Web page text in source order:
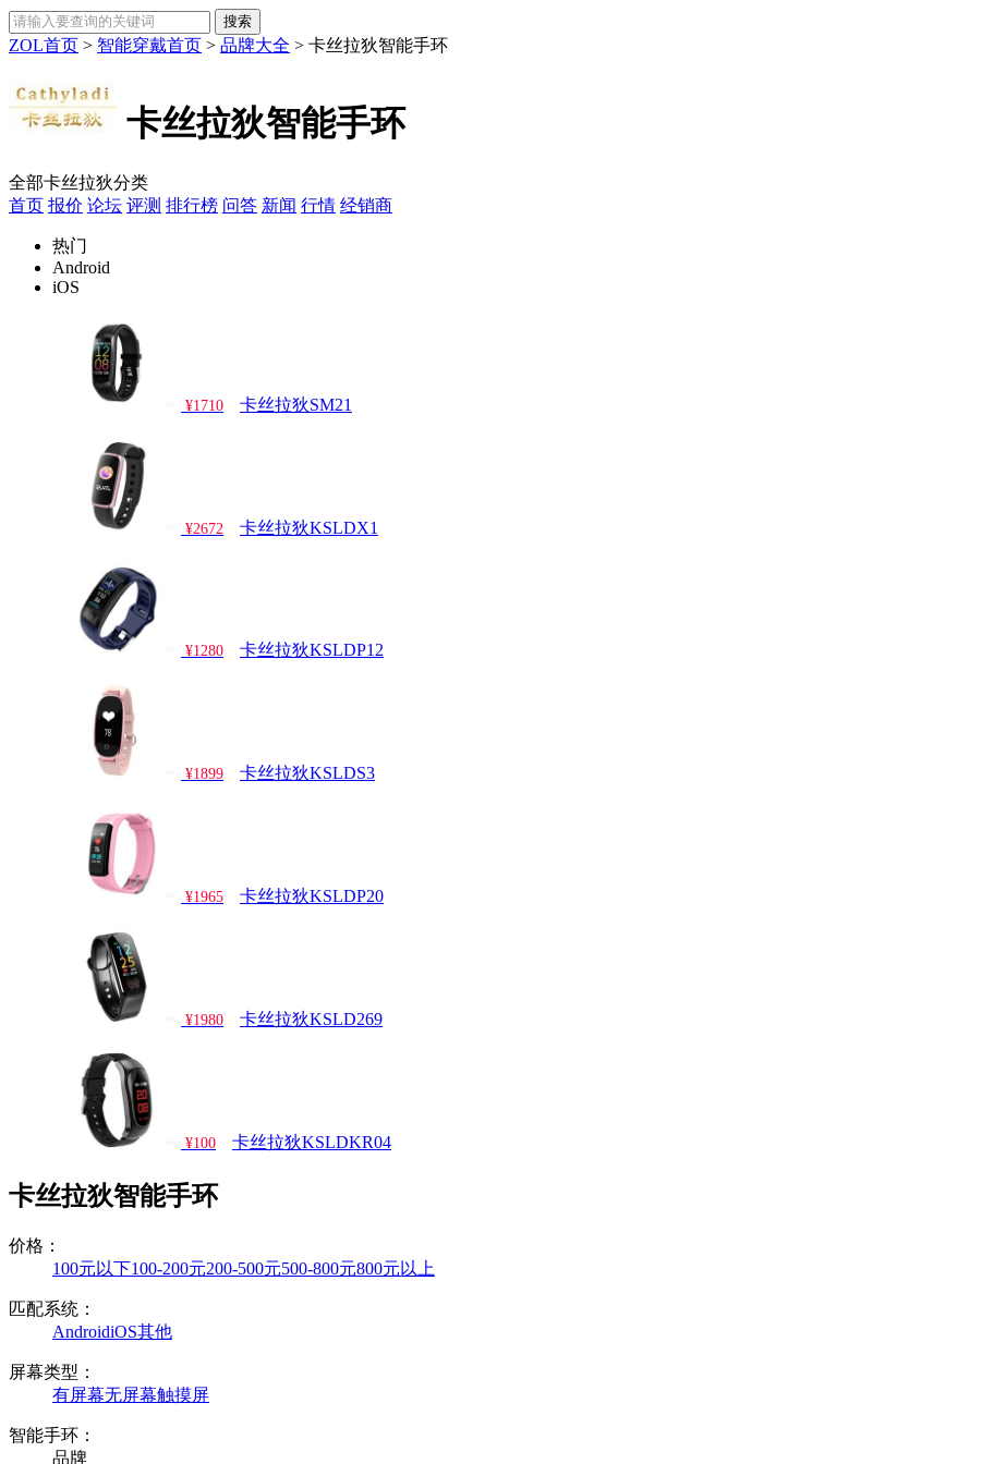
ZOL首页 > 智能穿戴首页 > 品牌大全 > 卡丝拉狄智能手环
卡丝拉狄智能手环
全部卡丝拉狄分类
首页 报价 论坛 评测 排行榜 问答 新闻 行情 经销商
热门
Android
iOS
¥1710 卡丝拉狄SM21
¥2672 卡丝拉狄KSLDX1
¥1280 卡丝拉狄KSLDP12
¥1899 卡丝拉狄KSLDS3
¥1965 卡丝拉狄KSLDP20
¥1980 卡丝拉狄KSLD269
¥100 卡丝拉狄KSLDKR04
卡丝拉狄智能手环
价格：
100元以下100-200元200-500元500-800元800元以上
匹配系统：
AndroidiOS其他
屏幕类型：
有屏幕无屏幕触摸屏
智能手环：
品牌